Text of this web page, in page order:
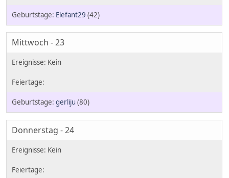
Elefant29 (42)
Mittwoch - 23
gerliju (80)
Donnerstag - 24